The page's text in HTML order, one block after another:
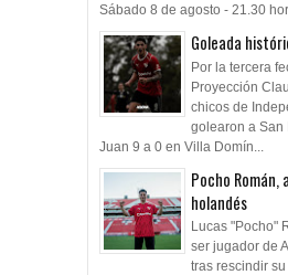
Sábado 8 de agosto - 21.30
Goleada
Por la tercera
Proyección
chicos de
golearon a San
Juan 9 a 0 en Villa Domín...
Pocho Román,
holandés
Lucas "Pocho"
ser jugador de
tras rescindir